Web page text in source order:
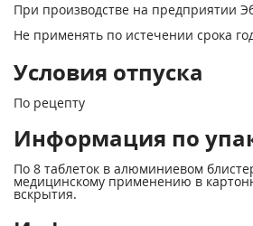
При производстве на предприятии
Не применять по истечении срока
Условия отпуска
По рецепту
Информация по
По 8 таблеток в алюминиевом
медицинскому применению в
вскрытия.